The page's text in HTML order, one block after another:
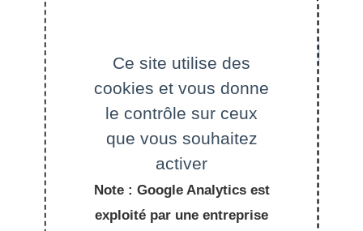
Ce site utilise des
cookies et vous donne
le contrôle sur ceux
que vous souhaitez
activer
Note : Google Analytics est
exploité par une entreprise